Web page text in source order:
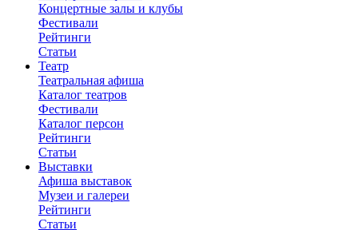
Концертные залы и клубы
Фестивали
Рейтинги
Статьи
Театр
Театральная афиша
Каталог театров
Фестивали
Каталог персон
Рейтинги
Статьи
Выставки
Афиша выставок
Музеи и галереи
Рейтинги
Статьи